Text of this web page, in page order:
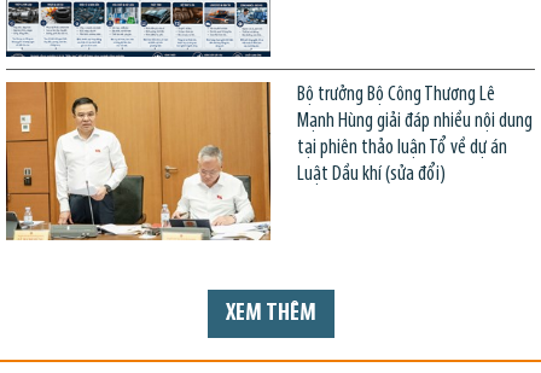
Bộ trưởng Bộ Công Thương Lê
Mạnh Hùng giải đáp nhiều nội dung
tại phiên thảo luận Tổ về dự án
Luật Dầu khí (sửa đổi)
XEM THÊM